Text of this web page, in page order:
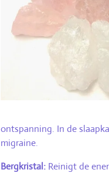
ontspanning. In de
migraine.
Bergkristal: Reinigt de